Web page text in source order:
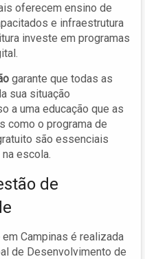
oferecem ensino de
e infraestrutura
investe em programas
garante que todas as
sua situação
a uma educação que as
como o programa de
são essenciais
escola.
de
em Campinas é realizada
de Desenvolvimento de